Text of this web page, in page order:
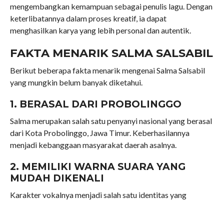
mengembangkan kemampuan sebagai penulis lagu. Dengan
keterlibatannya dalam proses kreatif, ia dapat
menghasilkan karya yang lebih personal dan autentik.
FAKTA MENARIK SALMA SALSABIL
Berikut beberapa fakta menarik mengenai Salma Salsabil
yang mungkin belum banyak diketahui.
1. BERASAL DARI PROBOLINGGO
Salma merupakan salah satu penyanyi nasional yang berasal
dari Kota Probolinggo, Jawa Timur. Keberhasilannya
menjadi kebanggaan masyarakat daerah asalnya.
2. MEMILIKI WARNA SUARA YANG
MUDAH DIKENALI
Karakter vokalnya menjadi salah satu identitas yang